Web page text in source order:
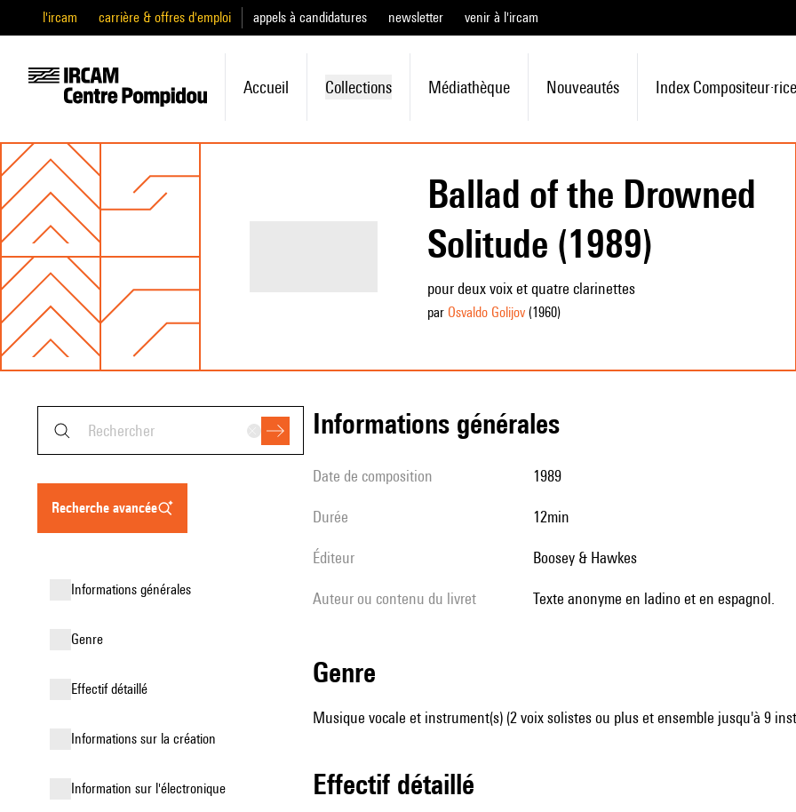
l'ircam carrière & offres d'emploi appels à candidatures newsletter venir à l'ircam
Accueil Collections Médiathèque Nouveautés Index Compositeur·rice
Ballad of the Drowned
Solitude (1989)
pour deux voix et quatre clarinettes
par Osvaldo Golijov(1960)
recherche avancée
informations générales
genre
effectif détaillé
informations sur la création
Information sur l'électronique
informations générales
date de composition 1989
durée 12min
éditeur Boosey & Hawkes
Auteur ou contenu du livret Texte anonyme en ladino et en espagnol.
genre
Musique vocale et instrument(s) (2 voix solistes ou plus et ensemble jusqu'à 9
effectif détaillé